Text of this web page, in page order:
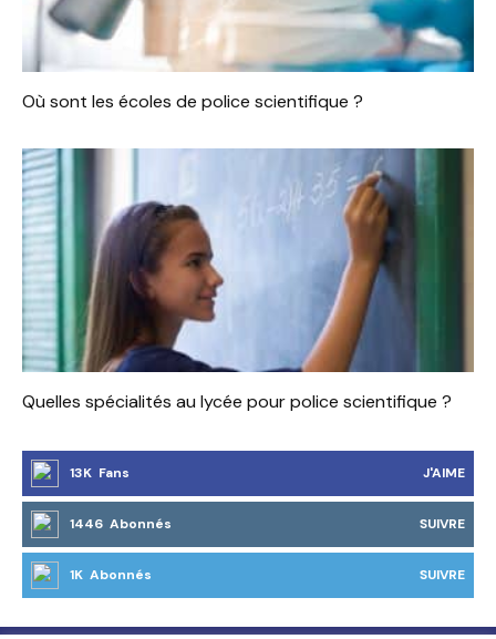
Où sont les écoles de police scientifique ?
Quelles spécialités au lycée pour police scientifique ?
13K Fans J'AIME
1446 Abonnés SUIVRE
1K Abonnés SUIVRE